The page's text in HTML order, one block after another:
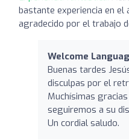
bastante experiencia en el
agradecido por el trabajo
Welcome
Buenas tardes
disculpas por el
Muchísimas
seguiremos a su
Un cordial saludo.